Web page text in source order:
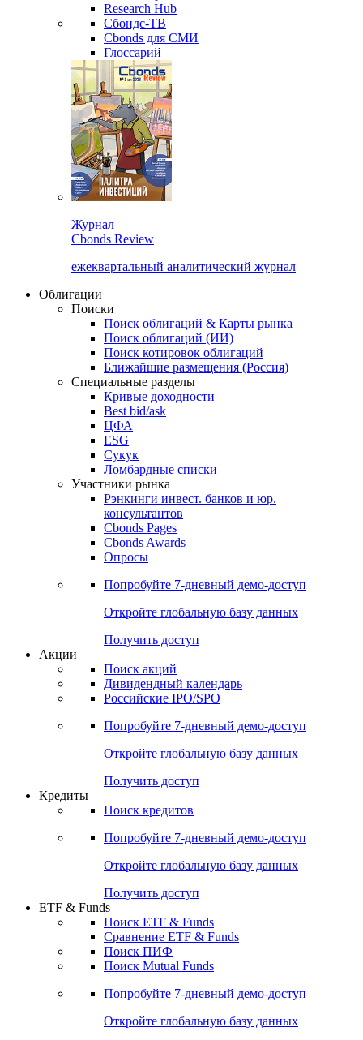
Research Hub
Сбондс-ТВ
Cbonds для СМИ
Глоссарий
Журнал
Cbonds Review
ежеквартальный аналитический журнал
Облигации
Поиски
Поиск облигаций & Карты рынка
Поиск облигаций (ИИ)
Поиск котировок облигаций
Ближайшие размещения (Россия)
Специальные разделы
Кривые доходности
Best bid/ask
ЦФА
ESG
Сукук
Ломбардные списки
Участники рынка
Рэнкинги инвест. банков и юр.
консультантов
Cbonds Pages
Cbonds Awards
Опросы
Попробуйте 7-дневный демо-доступ
Откройте глобальную базу данных
Получить доступ
Акции
Поиск акций
Дивидендный календарь
Российские IPO/SPO
Попробуйте 7-дневный демо-доступ
Откройте глобальную базу данных
Получить доступ
Кредиты
Поиск кредитов
Попробуйте 7-дневный демо-доступ
Откройте глобальную базу данных
Получить доступ
ETF & Funds
Поиск ETF & Funds
Сравнение ETF & Funds
Поиск ПИФ
Поиск Mutual Funds
Попробуйте 7-дневный демо-доступ
Откройте глобальную базу данных